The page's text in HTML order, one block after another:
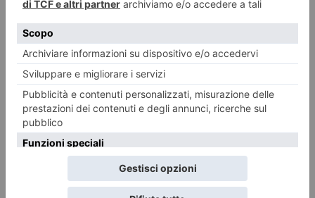
LASCIA UN COMMENTO